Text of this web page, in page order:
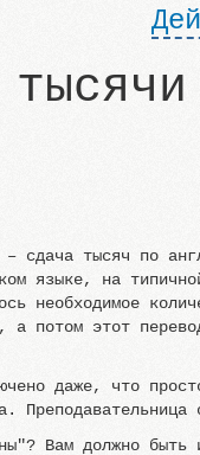
сдача тысяч по
языке, на
необходимое
потом этот
даже, что
Вам должно быть